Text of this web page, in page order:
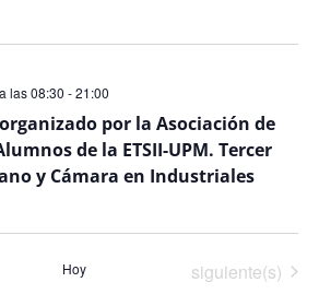
por la Asociación de
de la ETSII-UPM. Tercer
y Cámara en Industriales
las 08:30 -21:00
Hoy Eventos
siguiente(s)